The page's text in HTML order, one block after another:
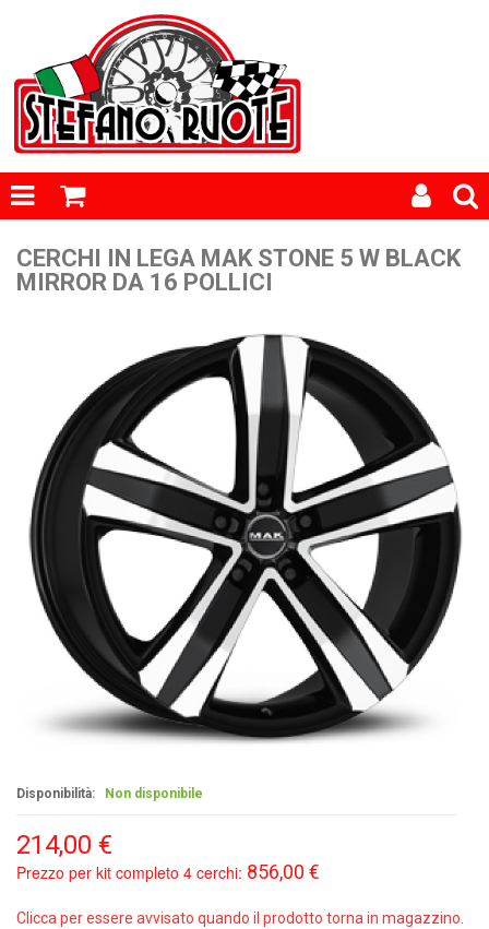
CERCHI IN LEGA MAK STONE 5 W BLACK
MIRROR DA 16 POLLICI
Disponibilità: Non disponibile
214,00 €
Prezzo per kit completo 4 cerchi: 856,00 €
Clicca per essere avvisato quando il prodotto torna in magazzino.